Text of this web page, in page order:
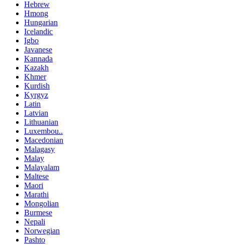
Hebrew
Hmong
Hungarian
Icelandic
Igbo
Javanese
Kannada
Kazakh
Khmer
Kurdish
Kyrgyz
Latin
Latvian
Lithuanian
Luxembou..
Macedonian
Malagasy
Malay
Malayalam
Maltese
Maori
Marathi
Mongolian
Burmese
Nepali
Norwegian
Pashto